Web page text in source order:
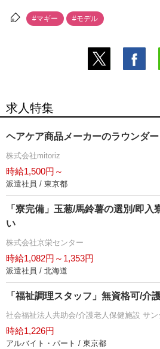
#マギー #モデル
求人特集
ヘアケア商品メーカーのラウンダー
株式会社mitoriz
時給1,500円～
派遣社員 / 東京都
「寮完備」玉葱/馬鈴薯の選別/即入
い
株式会社京栄センター
時給1,082円～1,353円
派遣社員 / 北海道
「福祉調理スタッフ」無資格可/介
社会福祉法人共助会/介護老人保健施設 サン
時給1,226円
アルバイト・パート / 東京都